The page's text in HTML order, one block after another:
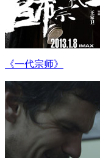
《一代宗师》